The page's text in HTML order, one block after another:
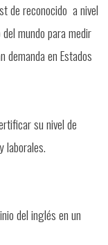
de reconocido ​ a nivel
mundo para medir
demanda en Estados
su nivel de
laborales.
del inglés en un